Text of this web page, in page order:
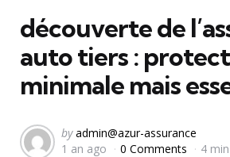
découverte de
auto tiers :
minimale mais
Posted
by
by admin@azur-assurance
1 an ago
0 Comments 4 min